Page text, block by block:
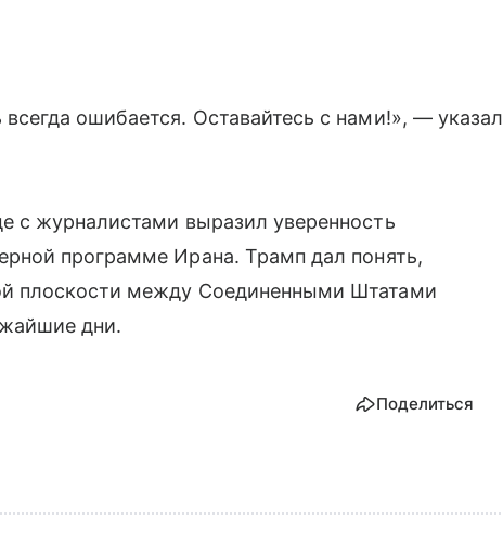
ошибается. Оставайтесь с нами!», — указал
с журналистами выразил уверенность
программе Ирана. Трамп дал понять,
плоскости между Соединенными Штатами
дни.
Поделиться